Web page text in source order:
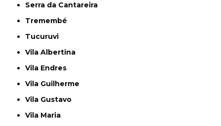
Serra da Cantareira
Tremembé
Tucuruvi
Vila Albertina
Vila Endres
Vila Guilherme
Vila Gustavo
Vila Maria